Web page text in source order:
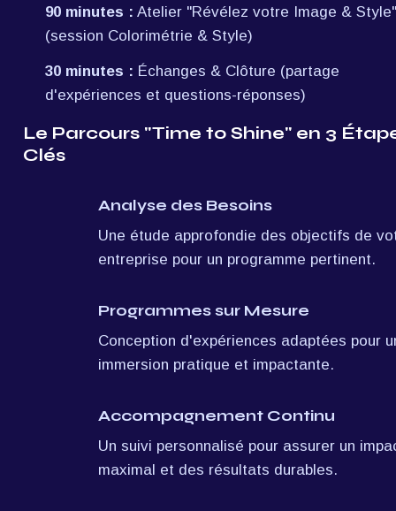
90 minutes : Atelier "Révélez votre Image & Style"
(session Colorimétrie & Style)
30 minutes : Échanges & Clôture (partage
d'expériences et questions-réponses)
Le Parcours "Time to Shine" en 3
Clés
Analyse des Besoins
Une étude approfondie des objectifs de
entreprise pour un programme pertinent.
Programmes sur Mesure
Conception d'expériences adaptées pour
immersion pratique et impactante.
Accompagnement Continu
Un suivi personnalisé pour assurer un
maximal et des résultats durables.